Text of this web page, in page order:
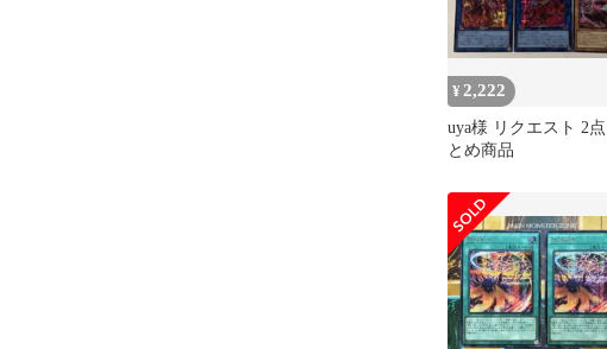
¥2,222
uya様 リクエスト 2点
とめ商品